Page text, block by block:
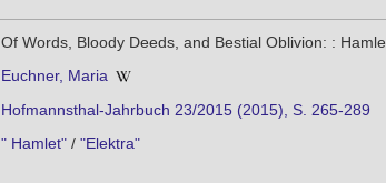
Of Words, Bloody Deeds, and Bestial Oblivion: :
Euchner, Maria
Hofmannsthal-Jahrbuch 23/2015 (2015), S. 265-289
" Hamlet"/ "Elektra"